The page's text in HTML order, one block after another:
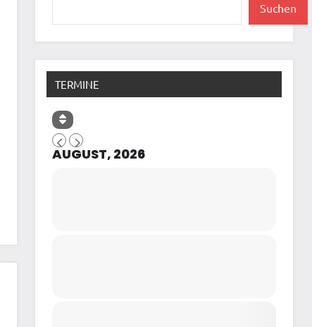
Suchen
TERMINE
AUGUST, 2026